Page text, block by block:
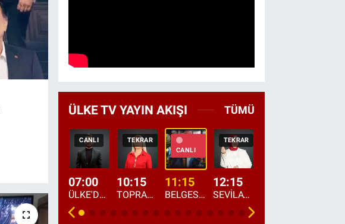
ÜLKE TV YAYIN AKIŞI TÜMÜ
CANLI
07:00
ÜLKE'DE BU SABAH
TEKRAR
10:15
TOPRAKTAN SOFRAYA
CANLI
11:15
BELGESEL: "ÜLKE'NİN ALIN TERİ"
TEKRAR
12:15
SEVİLAY SUNGUR İLE ELİMİN BEREKETİ